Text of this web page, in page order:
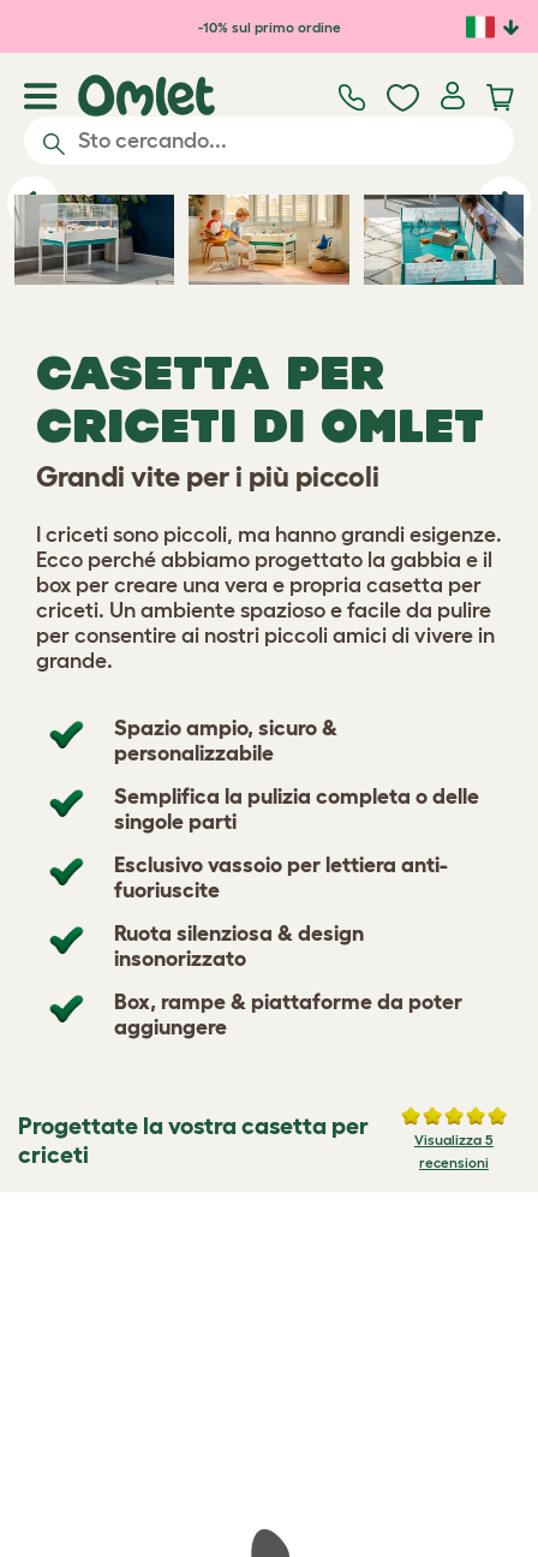
Passa al contenuto principale
-10% sul primo ordine
Previous
CASETTA PER
CRICETI DI OMLET
Grandi vite per i più piccoli
I criceti sono piccoli, ma hanno grandi esigenze.
Ecco perché abbiamo progettato la gabbia e il
box per creare una vera e propria casetta per
criceti. Un ambiente spazioso e facile da pulire
per consentire ai nostri piccoli amici di vivere in
grande.
Spazio ampio, sicuro &
personalizzabile
Semplifica la pulizia completa o delle
singole parti
Esclusivo vassoio per lettiera anti-
fuoriuscite
Ruota silenziosa & design
insonorizzato
Box, rampe & piattaforme da poter
aggiungere
Progettate la vostra casetta per
criceti
Visualizza 5
recensioni